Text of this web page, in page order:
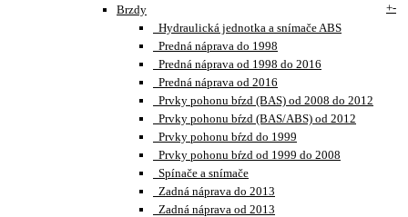
Brzdy
+-
Hydraulická jednotka a snímače ABS
Predná náprava do 1998
Predná náprava od 1998 do 2016
Predná náprava od 2016
Prvky pohonu bŕzd (BAS) od 2008 do 2012
Prvky pohonu bŕzd (BAS/ABS) od 2012
Prvky pohonu bŕzd do 1999
Prvky pohonu bŕzd od 1999 do 2008
Spínače a snímače
Zadná náprava do 2013
Zadná náprava od 2013